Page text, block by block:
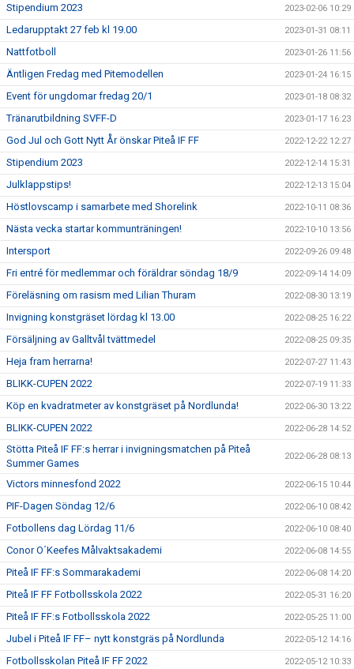
Stipendium 2023 2023-02-06 10:29
Ledarupptakt 27 feb kl 19.00 2023-01-31 08:11
Nattfotboll 2023-01-26 11:56
Äntligen Fredag med Pitemodellen 2023-01-24 16:15
Event för ungdomar fredag 20/1 2023-01-18 08:32
Tränarutbildning SVFF-D 2023-01-17 16:23
God Jul och Gott Nytt År önskar Piteå IF FF 2022-12-22 12:27
Stipendium 2023 2022-12-14 15:31
Julklappstips! 2022-12-13 15:04
Höstlovscamp i samarbete med Shorelink 2022-10-11 08:36
Nästa vecka startar kommunträningen! 2022-10-10 13:56
Intersport 2022-09-26 09:48
Fri entré för medlemmar och föräldrar söndag 18/9 2022-09-14 14:09
Föreläsning om rasism med Lilian Thuram 2022-08-30 13:19
Invigning konstgräset lördag kl 13.00 2022-08-25 16:22
Försäljning av Galltvål tvättmedel 2022-08-25 09:35
Heja fram herrarna! 2022-07-27 11:43
BLIKK-CUPEN 2022 2022-07-19 11:33
Köp en kvadratmeter av konstgräset på Nordlunda! 2022-06-30 13:22
BLIKK-CUPEN 2022 2022-06-28 14:52
Stötta Piteå IF FF:s herrar i invigningsmatchen på Piteå
Summer Games
2022-06-28 08:13
Victors minnesfond 2022 2022-06-15 10:44
PIF-Dagen Söndag 12/6 2022-06-10 08:42
Fotbollens dag Lördag 11/6 2022-06-10 08:40
Conor O´Keefes Målvaktsakademi 2022-06-08 14:55
Piteå IF FF:s Sommarakademi 2022-06-08 14:20
Piteå IF FF Fotbollsskola 2022 2022-05-31 16:20
Piteå IF FF:s Fotbollsskola 2022 2022-05-25 11:00
Jubel i Piteå IF FF– nytt konstgräs på Nordlunda 2022-05-12 14:16
Fotbollsskolan Piteå IF FF 2022 2022-05-12 10:33